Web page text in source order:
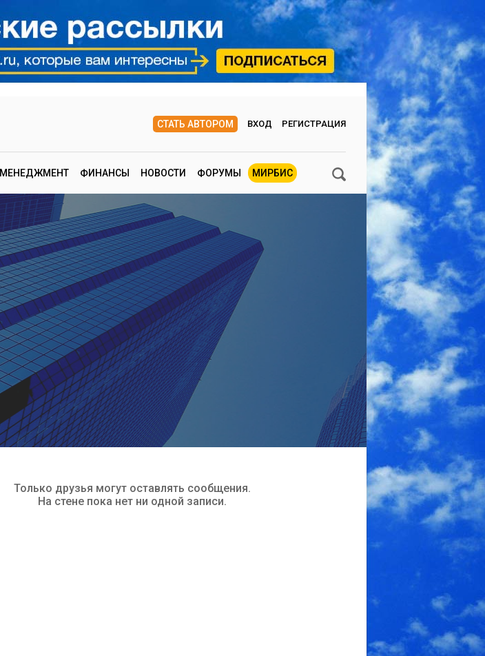
СТАТЬ АВТОРОМ ВХОД РЕГИСТРАЦИЯ
МЕНЕДЖМЕНТ ФИНАНСЫ НОВОСТИ ФОРУМЫ МИРБИС
Только друзья могут оставлять сообщения.
На стене пока нет ни одной записи.